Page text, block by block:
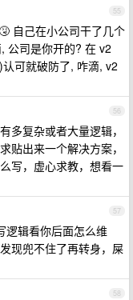
55
自己在小公司干了几个
公司是你开的? 在 v2
可就破防了, 咋滴, v2
56
多复杂或者大量逻辑，
贴出来一个解决方案，
写，虚心求教，想看一
57
逻辑看你后面怎么维
现兜不住了再转身，屎
58